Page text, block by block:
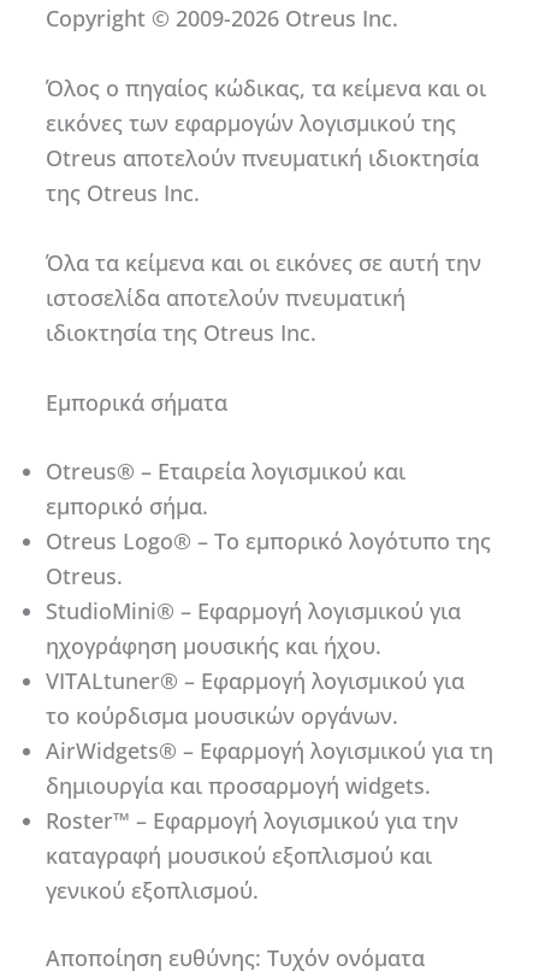
Copyright © 2009-2026 Otreus Inc.
Όλος ο πηγαίος κώδικας, τα κείμενα και οι
εικόνες των εφαρμογών λογισμικού της
Otreus αποτελούν πνευματική ιδιοκτησία
της Otreus Inc.
Όλα τα κείμενα και οι εικόνες σε αυτή την
ιστοσελίδα αποτελούν πνευματική
ιδιοκτησία της Otreus Inc.
Εμπορικά σήματα
Otreus® – Εταιρεία λογισμικού και
εμπορικό σήμα.
Otreus Logo® – Το εμπορικό λογότυπο της
Otreus.
StudioMini® – Εφαρμογή λογισμικού για
ηχογράφηση μουσικής και ήχου.
VITALtuner® – Εφαρμογή λογισμικού για
το κούρδισμα μουσικών οργάνων.
AirWidgets® – Εφαρμογή λογισμικού για τη
δημιουργία και προσαρμογή widgets.
Roster™ – Εφαρμογή λογισμικού για την
καταγραφή μουσικού εξοπλισμού και
γενικού εξοπλισμού.
Αποποίηση ευθύνης: Τυχόν ονόματα